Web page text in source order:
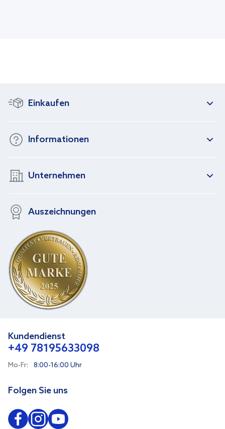
Einkaufen
Informationen
Unternehmen
Auszeichnungen
Kundendienst
+49 78195633098
Mo-Fr: 8:00-16:00 Uhr
Folgen Sie uns